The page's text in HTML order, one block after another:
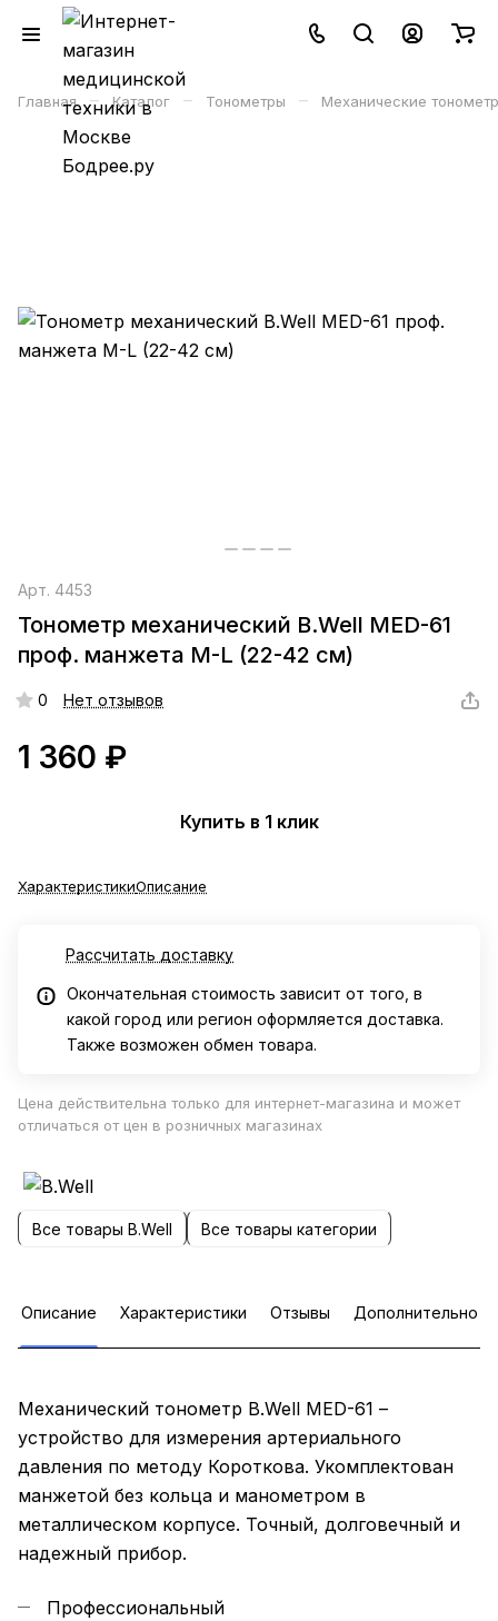
Главная – Каталог – Тонометры – Механические
Арт. 4453
Тонометр механический B.Well MED-61
проф. манжета M-L (22-42 см)
0 Нет отзывов
1 360 ₽
Купить в 1 клик
ХарактеристикиОписание
Рассчитать доставку
Окончательная стоимость зависит от того, в
какой город или регион оформляется доставка.
Также возможен обмен товара.
Цена действительна только для интернет-магазина и может
отличаться от цен в розничных магазинах
Все товары B.Well Все товары категории
Описание Характеристики Отзывы Дополнительно
Механический тонометр B.Well MED-61 –
устройство для измерения артериального
давления по методу Короткова. Укомплектован
манжетой без кольца и манометром в
металлическом корпусе. Точный, долговечный и
надежный прибор.
Профессиональный